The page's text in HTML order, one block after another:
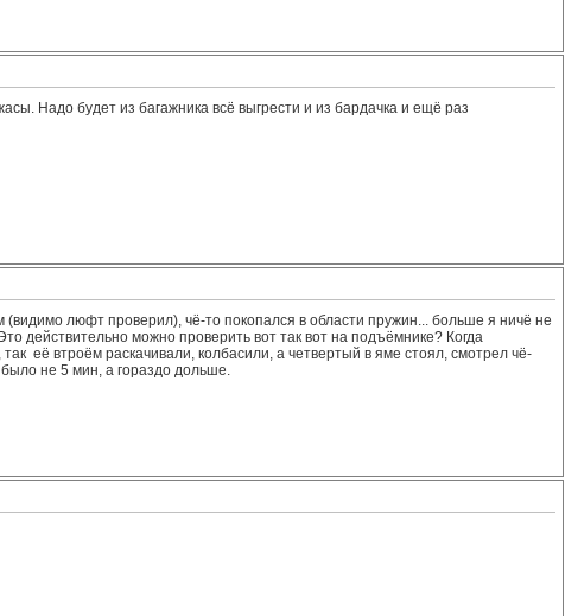
Надо будет из багажника всё выгрести и из бардачка и ещё раз
люфт проверил), чё-то покопался в области пружин... больше я ничё не
действительно можно проверить вот так вот на подъёмнике? Когда
её втроём раскачивали, колбасили, а четвертый в яме стоял, смотрел чё-
было не 5 мин, а гораздо дольше.